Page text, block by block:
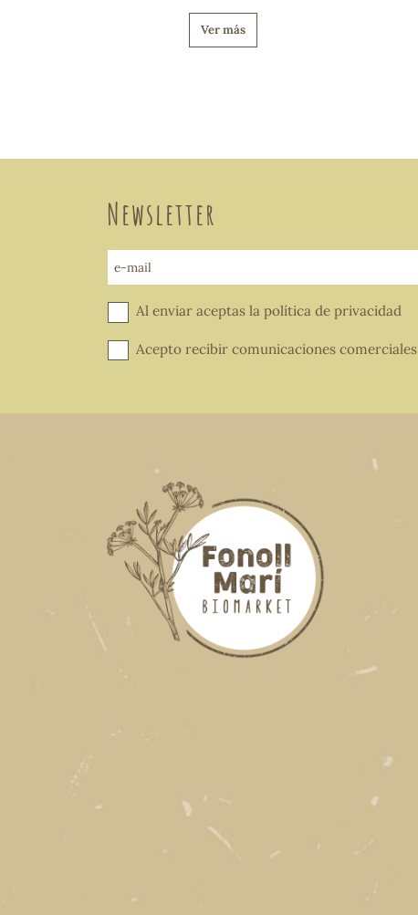
Ver más
Newsletter
e-mail
Al enviar aceptas la política de privacidad
Acepto recibir comunicaciones comerciales